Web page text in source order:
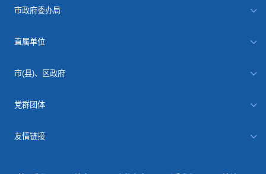
市政府委办局
直属单位
市(县)、区政府
党群团体
友情链接